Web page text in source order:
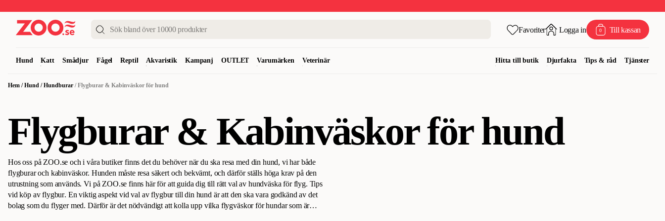
Favoriter Logga in 0 Till kassan
Hund Katt Smådjur Fågel Reptil Akvaristik Kampanj OUTLET Varumärken Veterinär Hitta till butik Djurfakta Tips & råd Tjänster
Hem /Hund /Hundburar /Flygburar & Kabinväskor för hund
Flygburar & Kabinväskor för hund
Hos oss på ZOO.se och i våra butiker finns det du behöver när du ska resa med din hund, vi har både
flygburar och kabinväskor. Hunden måste resa säkert och bekvämt, och därför ställs höga krav på den
utrustning som används. Vi på ZOO.se finns här för att guida dig till rätt val av hundväska för flyg. Tips
vid köp av flygbur. En viktig aspekt vid val av flygbur till din hund är att den ska vara godkänd av det
bolag som du flyger med. Därför är det nödvändigt att kolla upp vilka flygväskor för hundar som är